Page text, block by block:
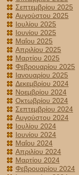
Σεπτεμβρίου 2025
Αυγούστου 2025
Ιουλίου 2025
Ιουνίου 2025
Μαΐου 2025
Απριλίου 2025
Μαρτίου 2025
Φεβρουαρίου 2025
Ιανουαρίου 2025
Δεκεμβρίου 2024
Νοεμβρίου 2024
Οκτωβρίου 2024
Σεπτεμβρίου 2024
Αυγούστου 2024
Ιουλίου 2024
Ιουνίου 2024
Μαΐου 2024
Απριλίου 2024
Μαρτίου 2024
Φεβρουαρίου 2024